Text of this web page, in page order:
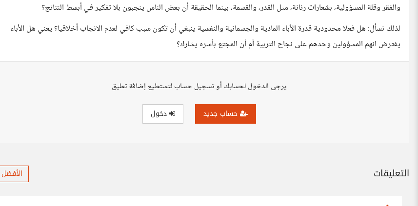
والفقر وقلة المسؤولية، بشعارات رنانة، مثل القدر، والقسمة، بينما الحقيقة أن بعض الناس ينجبون بلا تفكير في أبسط النتائج؟
لذلك نسأل: هل فعلا محدودية قدرة الأباء المادية والجسمانية والنفسية ينبغي أن تكون سبب كافي لعدم الانجاب أخلاقيا؟ يعني هل الأباء
يفترض انهم المسؤولين وحدهم على نجاح التربية أم أن المجتع بأسره يشارك؟
يرجى الدخول لحسابك أو تسجيل حساب لتستطيع إضافة تعليق
حساب جديد دخول
التعليقات الأفضل